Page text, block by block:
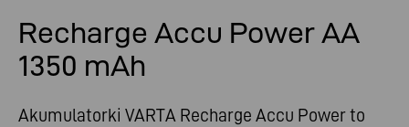
Recharge Accu Power AA
1350 mAh
Akumulatorki VARTA Recharge Accu Power to